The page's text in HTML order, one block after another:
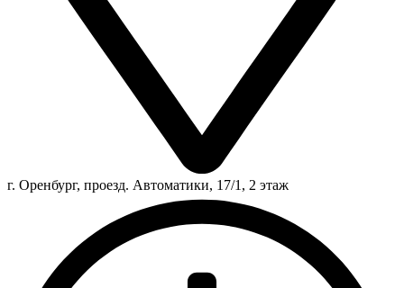
г. Оренбург, проезд. Автоматики, 17/1, 2 этаж